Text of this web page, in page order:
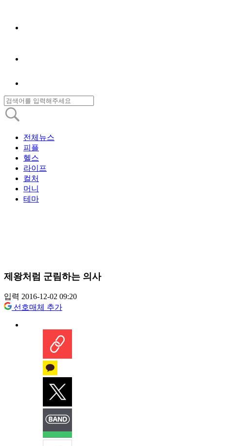
전체뉴스
피플
헬스
라이프
컬처
머니
테마
제왕처럼 군림하는 의사
입력 2016-12-02 09:20
선호매체 추가